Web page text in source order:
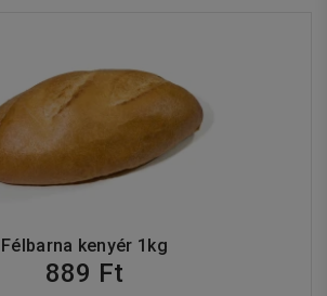
Félbarna kenyér 1kg
889 Ft